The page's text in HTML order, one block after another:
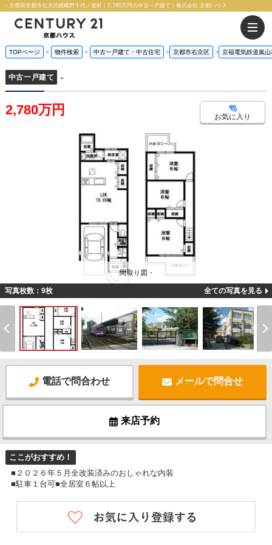
- 京都府京都市右京区嵯峨野千代ノ道町｜2,780万円の中古一戸建て｜株式会社 京都ハウス
TOPページ 物件検索 中古一戸建て・中古住宅 京都市右京区 京福電気鉄道嵐山
中古一戸建て -
2,780万円 お気に入り
間取り図 -
写真枚数：9枚 全ての写真を見る
電話で問合わせ メールで問合せ
来店予約
ここがおすすめ！
■２０２６年５月全改装済みのおしゃれな内装
■駐車１台可■全居室６帖以上